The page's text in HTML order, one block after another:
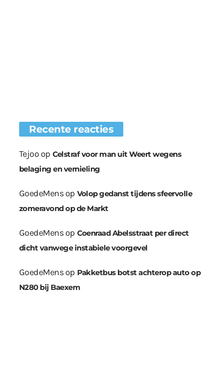
Recente reacties
Tejoo op Celstraf voor man uit Weert wegens
belaging en vernieling
GoedeMensop Volop gedanst tijdens sfeervolle
zomeravond op de Markt
GoedeMensop Coenraad Abelsstraat per direct
dicht vanwege instabiele voorgevel
GoedeMensop Pakketbus botst achterop auto op
N280 bij Baexem